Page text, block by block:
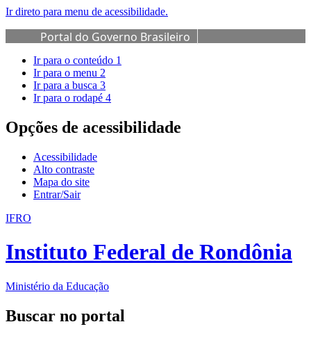
Ir direto para menu de acessibilidade.
Portal do Governo Brasileiro
Ir para o conteúdo 1
Ir para o menu 2
Ir para a busca 3
Ir para o rodapé 4
Opções de acessibilidade
Acessibilidade
Alto contraste
Mapa do site
Entrar/Sair
IFRO
Instituto Federal de Rondônia
Ministério da Educação
Buscar no portal